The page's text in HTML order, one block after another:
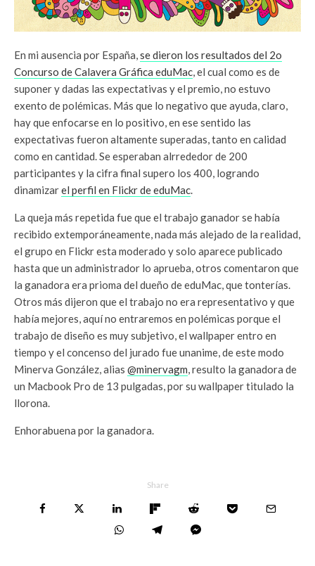
En mi ausencia por España,se dieron los resultados del 2o
Concurso de Calavera Gráfica eduMac, el cual como es de
suponer y dadas las expectativas y el premio, no estuvo
exento de polémicas. Más que lo negativo que ayuda, claro,
hay que enfocarse en lo positivo, en ese sentido las
expectativas fueron altamente superadas, tanto en calidad
como en cantidad. Se esperaban alrrededor de 200
participantes y la cifra final supero los 400, logrando
dinamizarel perfil en Flickr de eduMac.
La queja más repetida fue que el trabajo ganador se había
recibido extemporáneamente, nada más alejado de la realidad,
el grupo en Flickr esta moderado y solo aparece publicado
hasta que un administrador lo aprueba, otros comentaron que
la ganadora era prioma del dueño de eduMac, que tonterías.
Otros más dijeron que el trabajo no era representativo y que
había mejores, aquí no entraremos en polémicas porque el
trabajo de diseño es muy subjetivo, el wallpaper entro en
tiempo y el concenso del jurado fue unanime, de este modo
Minerva González, alias @minervagm, resulto la ganadora de
un Macbook Pro de 13 pulgadas, por su wallpaper titulado la
llorona.
Enhorabuena por la ganadora.
Share